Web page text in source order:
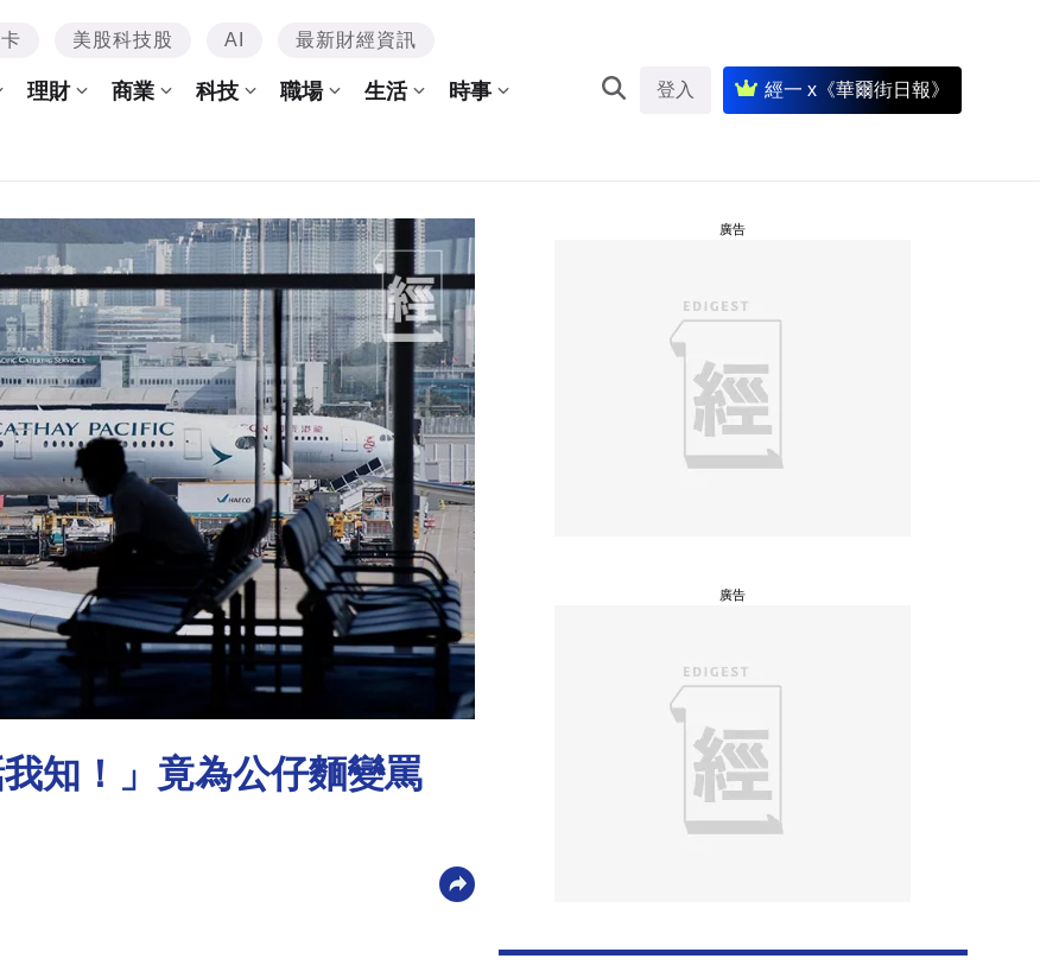
美股科技股 AI 最新財經資訊
理財 商業 科技 職場 生活 時事 登入 經一 x《華爾街日報》
知！」竟為公仔麵變罵
廣告
廣告